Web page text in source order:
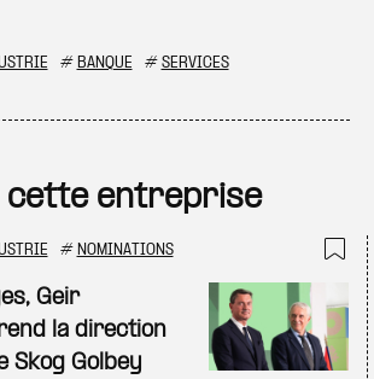
# BANQUE # SERVICES
cette entreprise
# NOMINATIONS
Geir
la direction
Skog Golbey